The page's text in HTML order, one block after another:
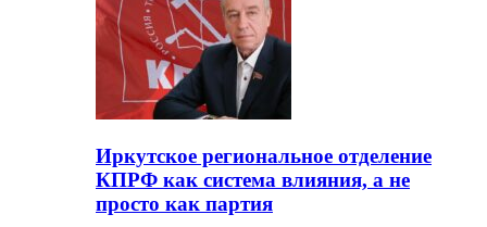
Иркутское региональное отделение
КПРФ как система влияния, а не
просто как партия